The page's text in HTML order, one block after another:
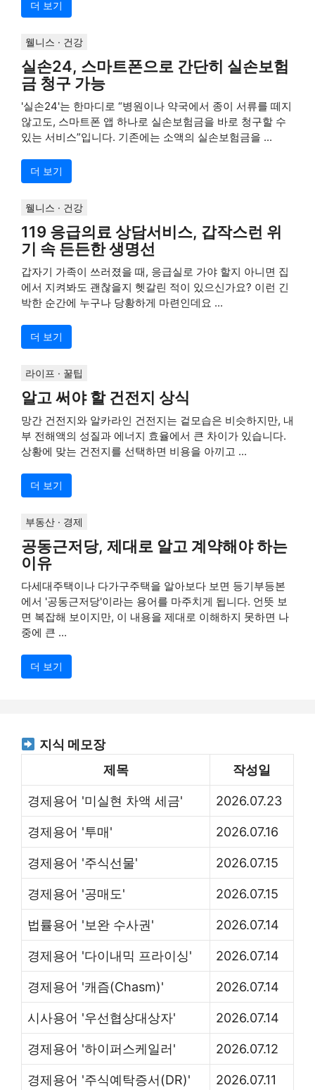
더 보기
웰니스 · 건강
실손24, 스마트폰으로 간단히 실손보험
금 청구 가능
'실손24'는 한마디로 “병원이나 약국에서 종이 서류를 떼지
않고도, 스마트폰 앱 하나로 실손보험금을 바로 청구할 수
있는 서비스”입니다. 기존에는 소액의 실손보험금을 ...
더 보기
웰니스 · 건강
119 응급의료 상담서비스, 갑작스런 위
기 속 든든한 생명선
갑자기 가족이 쓰러졌을 때, 응급실로 가야 할지 아니면 집
에서 지켜봐도 괜찮을지 헷갈린 적이 있으신가요? 이런 긴
박한 순간에 누구나 당황하게 마련인데요 ...
더 보기
라이프 · 꿀팁
알고 써야 할 건전지 상식
망간 건전지와 알카라인 건전지는 겉모습은 비슷하지만, 내
부 전해액의 성질과 에너지 효율에서 큰 차이가 있습니다.
상황에 맞는 건전지를 선택하면 비용을 아끼고 ...
더 보기
부동산 · 경제
공동근저당, 제대로 알고 계약해야 하는
이유
다세대주택이나 다가구주택을 알아보다 보면 등기부등본
에서 '공동근저당'이라는 용어를 마주치게 됩니다. 언뜻 보
면 복잡해 보이지만, 이 내용을 제대로 이해하지 못하면 나
중에 큰 ...
더 보기
지식 메모장
제목
작성일
경제용어 '미실현 차액 세금' 2026.07.23
경제용어 '투매' 2026.07.16
경제용어 '주식선물' 2026.07.15
경제용어 '공매도' 2026.07.15
법률용어 '보완 수사권' 2026.07.14
경제용어 '다이내믹 프라이싱' 2026.07.14
경제용어 '캐즘(Chasm)' 2026.07.14
시사용어 '우선협상대상자' 2026.07.14
경제용어 '하이퍼스케일러' 2026.07.12
경제용어 '주식예탁증서(DR)' 2026.07.11